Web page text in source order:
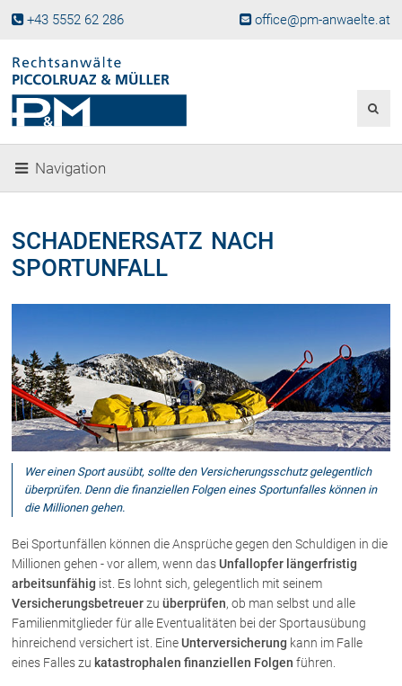
+43 5552 62 286 office@pm-anwaelte.at
Fachgebiete
Gesellschaftsgründung &
Beteiligungen
Immobilienrecht, Bauträgerrecht
Ferienimmobilien in Vorarlberg
Prozessführung und
Schiedsgerichtsbarkeit
Skiunfälle in Österreich
Über uns
Kanzleiteam
Netzwerk
Die Österreichischen Rechtsanwälte
Anwälte
Navigation
SCHADENERSATZ NACH
SPORTUNFALL
Wer einen Sport ausübt, sollte den Versicherungsschutz gelegentlich
überprüfen. Denn die finanziellen Folgen eines Sportunfalles können in
die Millionen gehen.
Bei Sportunfällen können die Ansprüche gegen den Schuldigen in die
Millionen gehen - vor allem, wenn dasUnfallopfer längerfristig
arbeitsunfähig ist. Es lohnt sich, gelegentlich mit seinem
Versicherungsbetreuerzu überprüfen, ob man selbst und alle
Familienmitglieder für alle Eventualitäten bei der Sportausübung
hinreichend versichert ist. EineUnterversicherung kann im Falle
eines Falles zu katastrophalen finanziellen Folgen führen.